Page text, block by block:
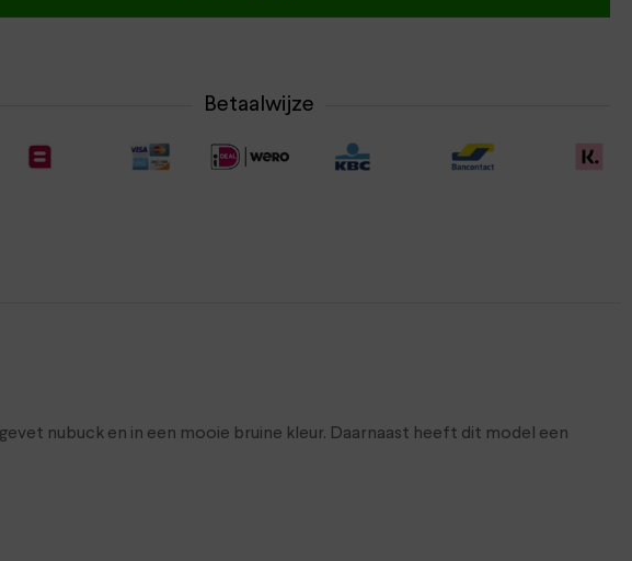
Betaalwijze
nubuck en in een mooie bruine kleur. Daarnaast heeft dit model een